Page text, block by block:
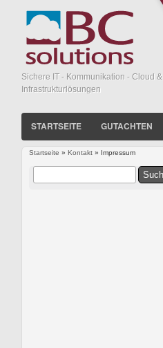
Sichere IT - Kommunikation - Cloud &
Infrastrukturlösungen
STARTSEITE GUTACHTEN
Sie sind hier
Startseite » Kontakt » Impressum